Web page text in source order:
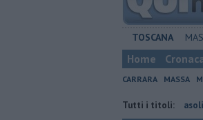
TOSCANA
Home
CARRARA MASSA
Tutti i titoli:
​Benzina, gasolio, gpl,